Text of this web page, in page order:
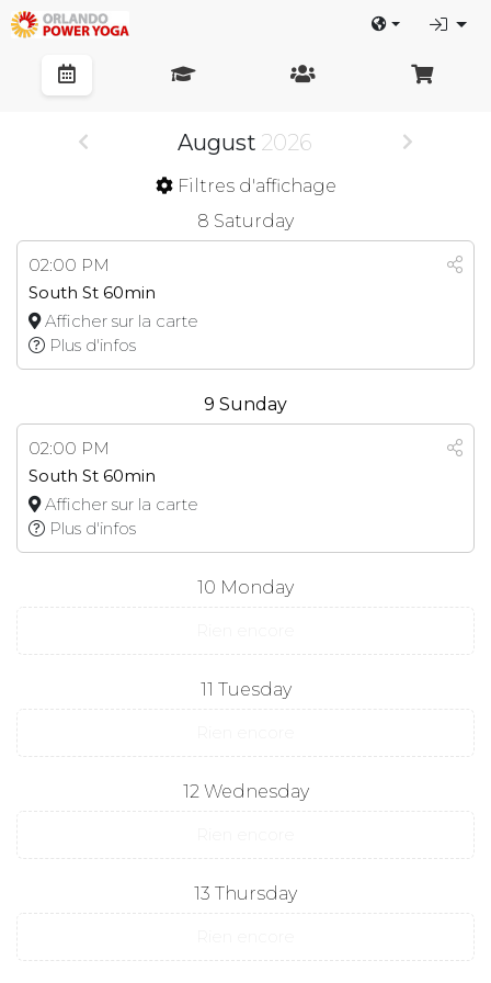
August 2026
Filtres d'affichage
8 Saturday
02:00 PM
South St 60min
Afficher sur la carte
Plus d'infos
9 Sunday
02:00 PM
South St 60min
Afficher sur la carte
Plus d'infos
10 Monday
11 Tuesday
12 Wednesday
13 Thursday